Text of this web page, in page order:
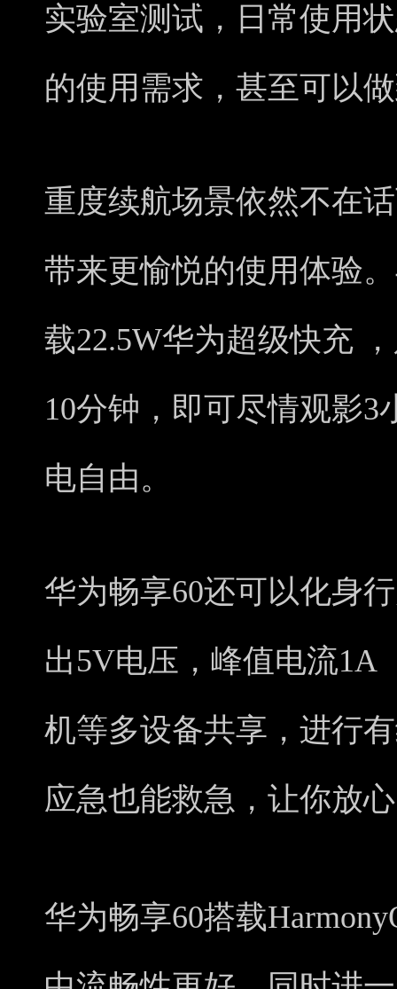
实验室测试，日常使用
的使用需求，甚至可以
重度续航场景依然不在
带来更愉悦的使用体验
载22.5W华为超级快充
10分钟，即可尽情观影
电自由。
华为畅享60还可以化身
出5V电压，峰值电流1A
机等多设备共享，进行
应急也能救急，让你放
华为畅享60搭载